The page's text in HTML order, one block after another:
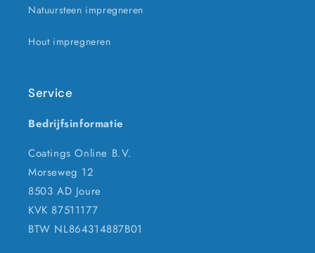
Natuursteen impregneren
Hout impregneren
Service
Bedrijfsinformatie
Coatings Online B.V.
Morseweg 12
8503 AD Joure
KVK 87511177
BTW NL864314887B01